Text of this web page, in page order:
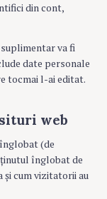
din cont,
va fi
date personale
tocmai l-ai editat.
web
(de
înglobat de
și cum vizitatorii au